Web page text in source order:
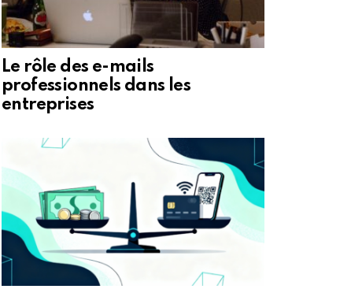
Le rôle des e-mails
professionnels dans les
entreprises